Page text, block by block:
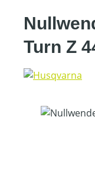
Turn Z
Bildergalerie